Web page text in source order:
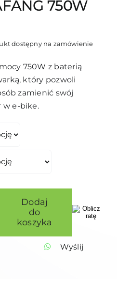
750W
dostępny na zamówienie
750W z baterią
który pozwoli
zamienić swój
w e-bike.
Dodaj
do
koszyka
Wyślij